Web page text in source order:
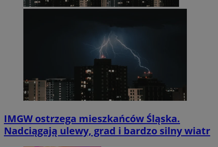
IMGW ostrzega mieszkańców Śląska.
Nadciągają ulewy, grad i bardzo silny wiatr